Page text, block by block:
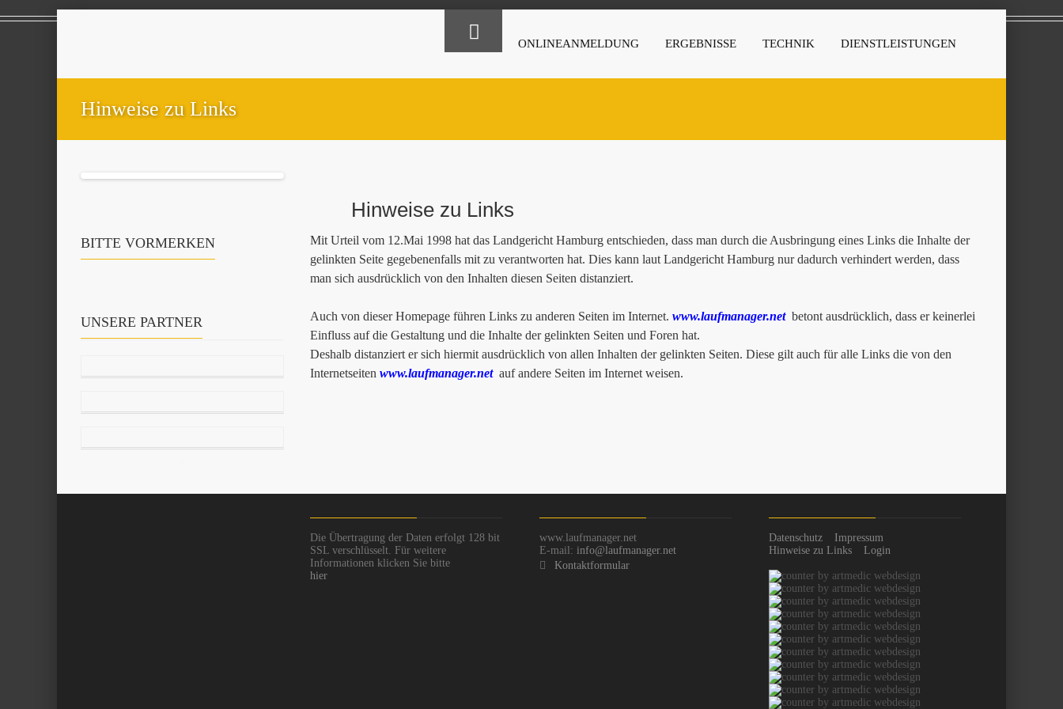
ONLINEANMELDUNG ERGEBNISSE TECHNIK DIENSTLEISTUNGEN
Hinweise zu Links
BITTE VORMERKEN
UNSERE PARTNER
Hinweise zu Links
Mit Urteil vom 12.Mai 1998 hat das Landgericht Hamburg entschieden, dass man durch die Ausbringung eines Links die Inhalte der
gelinkten Seite gegebenenfalls mit zu verantworten hat. Dies kann laut Landgericht Hamburg nur dadurch verhindert werden, dass
man sich ausdrücklich von den Inhalten diesen Seiten distanziert.
Auch von dieser Homepage führen Links zu anderen Seiten im Internet. www.laufmanager.netbetont ausdrücklich, dass er keinerlei
Einfluss auf die Gestaltung und die Inhalte der gelinkten Seiten und Foren hat.
Deshalb distanziert er sich hiermit ausdrücklich von allen Inhalten der gelinkten Seiten. Diese gilt auch für alle Links die von den
Internetseiten www.laufmanager.net auf andere Seiten im Internet weisen.
Die Übertragung der Daten erfolgt 128 bit
SSL verschlüsselt. Für weitere
Informationen klicken Sie bitte
hier
www.laufmanager.net
E-mail: info@laufmanager.net
Kontaktformular
Datenschutz
Impressum
Hinweise zu Links
Login